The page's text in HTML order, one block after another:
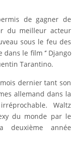
de gagner de
du meilleur acteur
sous le feu des
le film ‘’ Django
Tarantino.
dernier tant son
allemand dans la
Waltz
du monde par le
deuxième année